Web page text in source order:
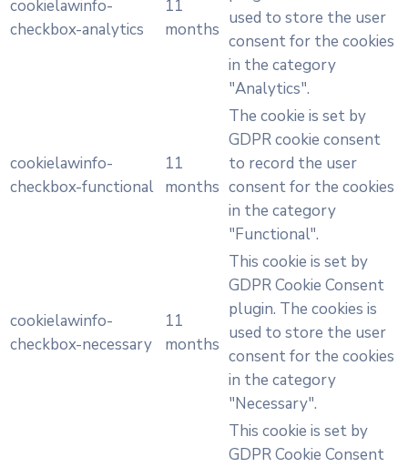
cookielawinfo-
checkbox-analytics
11
months
used to store the user
consent for the cookies
in the category
"Analytics".
cookielawinfo-
checkbox-functional
11
months
The cookie is set by
GDPR cookie consent
to record the user
consent for the cookies
in the category
"Functional".
cookielawinfo-
checkbox-necessary
11
months
This cookie is set by
GDPR Cookie Consent
plugin. The cookies is
used to store the user
consent for the cookies
in the category
"Necessary".
This cookie is set by
GDPR Cookie Consent